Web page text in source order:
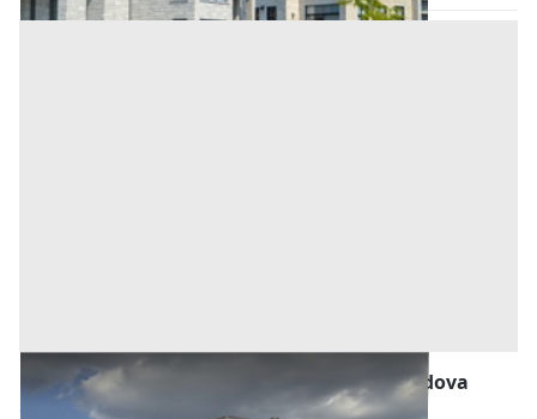
Abitazione di Tipo Economico all'asta a Padova
Offerta minima